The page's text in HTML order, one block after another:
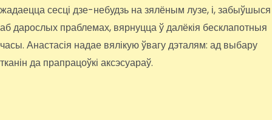
жадаецца сесці дзе-небудзь на зялёным лузе, і, забыўшыся
аб дарослых праблемах, вярнуцца ў далёкія бесклапотныя
часы. Анастасія надае вялікую ўвагу дэталям: ад выбару
тканін да прапрацоўкі аксэсуараў.